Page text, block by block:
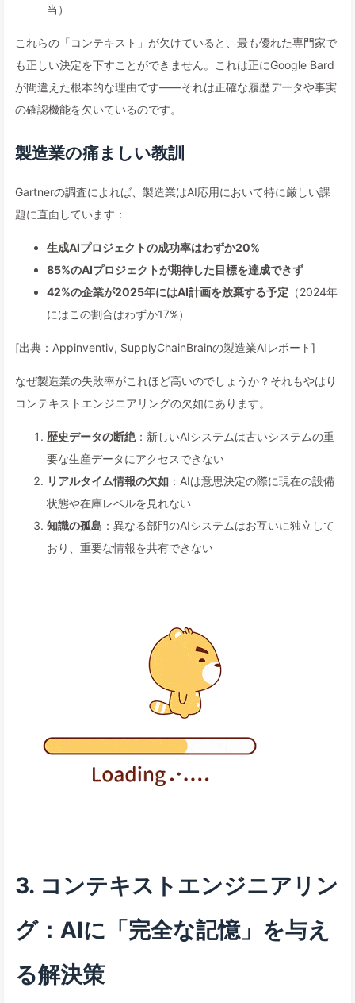
当）
これらの「コンテキスト」が欠けていると、最も優れた専門家で
も正しい決定を下すことができません。これは正にGoogle Bard
が間違えた根本的な理由です——それは正確な履歴データや事実
の確認機能を欠いているのです。
製造業の痛ましい教訓
Gartnerの調査によれば、製造業はAI応用において特に厳しい課
題に直面しています：
生成AIプロジェクトの成功率はわずか20%
85%のAIプロジェクトが期待した目標を達成できず
42%の企業が2025年にはAI計画を放棄する予定 （2024年
にはこの割合はわずか17%）
[出典：Appinventiv, SupplyChainBrainの製造業AIレポート]
なぜ製造業の失敗率がこれほど高いのでしょうか？それもやはり
コンテキストエンジニアリングの欠如にあります。
歴史データの断絶：新しいAIシステムは古いシステムの重
要な生産データにアクセスできない
リアルタイム情報の欠如 ：AIは意思決定の際に現在の設備
状態や在庫レベルを見れない
知識の孤島 ：異なる部門のAIシステムはお互いに独立して
おり、重要な情報を共有できない
3. コンテキストエンジニアリン
グ：AIに「完全な記憶」を与え
る解決策